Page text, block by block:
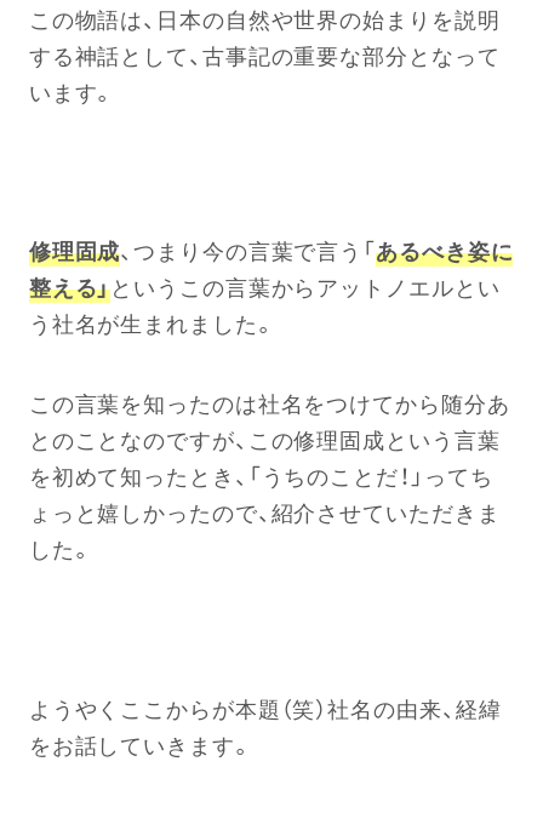
この物語は、日本の自然や世界の始まりを説明
する神話として、古事記の重要な部分となって
います。
修理固成、つまり今の言葉で言う「あるべき姿に
整える」というこの言葉からアットノエルとい
う社名が生まれました。
この言葉を知ったのは社名をつけてから随分あ
とのことなのですが、この修理固成という言葉
を初めて知ったとき、「うちのことだ！」ってち
ょっと嬉しかったので、紹介させていただきま
した。
ようやくここからが本題（笑）社名の由来、経緯
をお話していきます。